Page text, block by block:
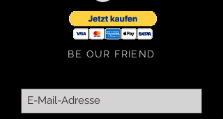
BE OUR FRIEND